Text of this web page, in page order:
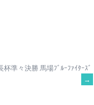
準々決勝 馬場ﾌﾞﾙｰﾌｧｲﾀｰｽﾞ
→